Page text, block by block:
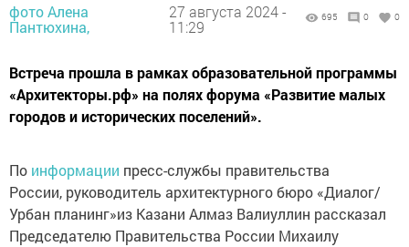
фото Алена
Пантюхина,
27 августа 2024 -
11:29
695 0 0
Встреча прошла в рамках образовательной программы
«Архитекторы.рф» на полях форума «Развитие малых
городов и исторических поселений».
По информации пресс-службы правительства
России, руководитель архитектурного бюро «Диалог/
Урбан планинг»из Казани Алмаз Валиуллин рассказал
Председателю Правительства России Михаилу